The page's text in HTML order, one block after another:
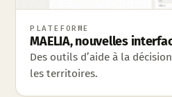
PLATEFORME
MAELIA, nouvelles
Des outils d’aide à la
les territoires.